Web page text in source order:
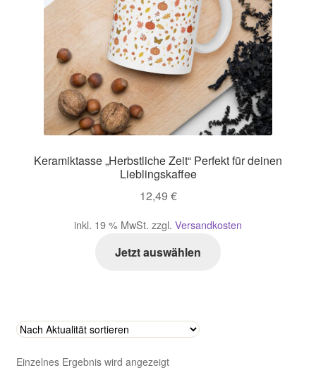
Mein Konto
Richtlinie für Rückerstattungen und Rückgaben
Über Wohlzeit
Keramiktasse „Herbstliche Zeit“ Perfekt für deinen
Lieblingskaffee
12,49 €
inkl. 19 % MwSt. zzgl. Versandkosten
Jetzt auswählen
Einzelnes Ergebnis wird angezeigt